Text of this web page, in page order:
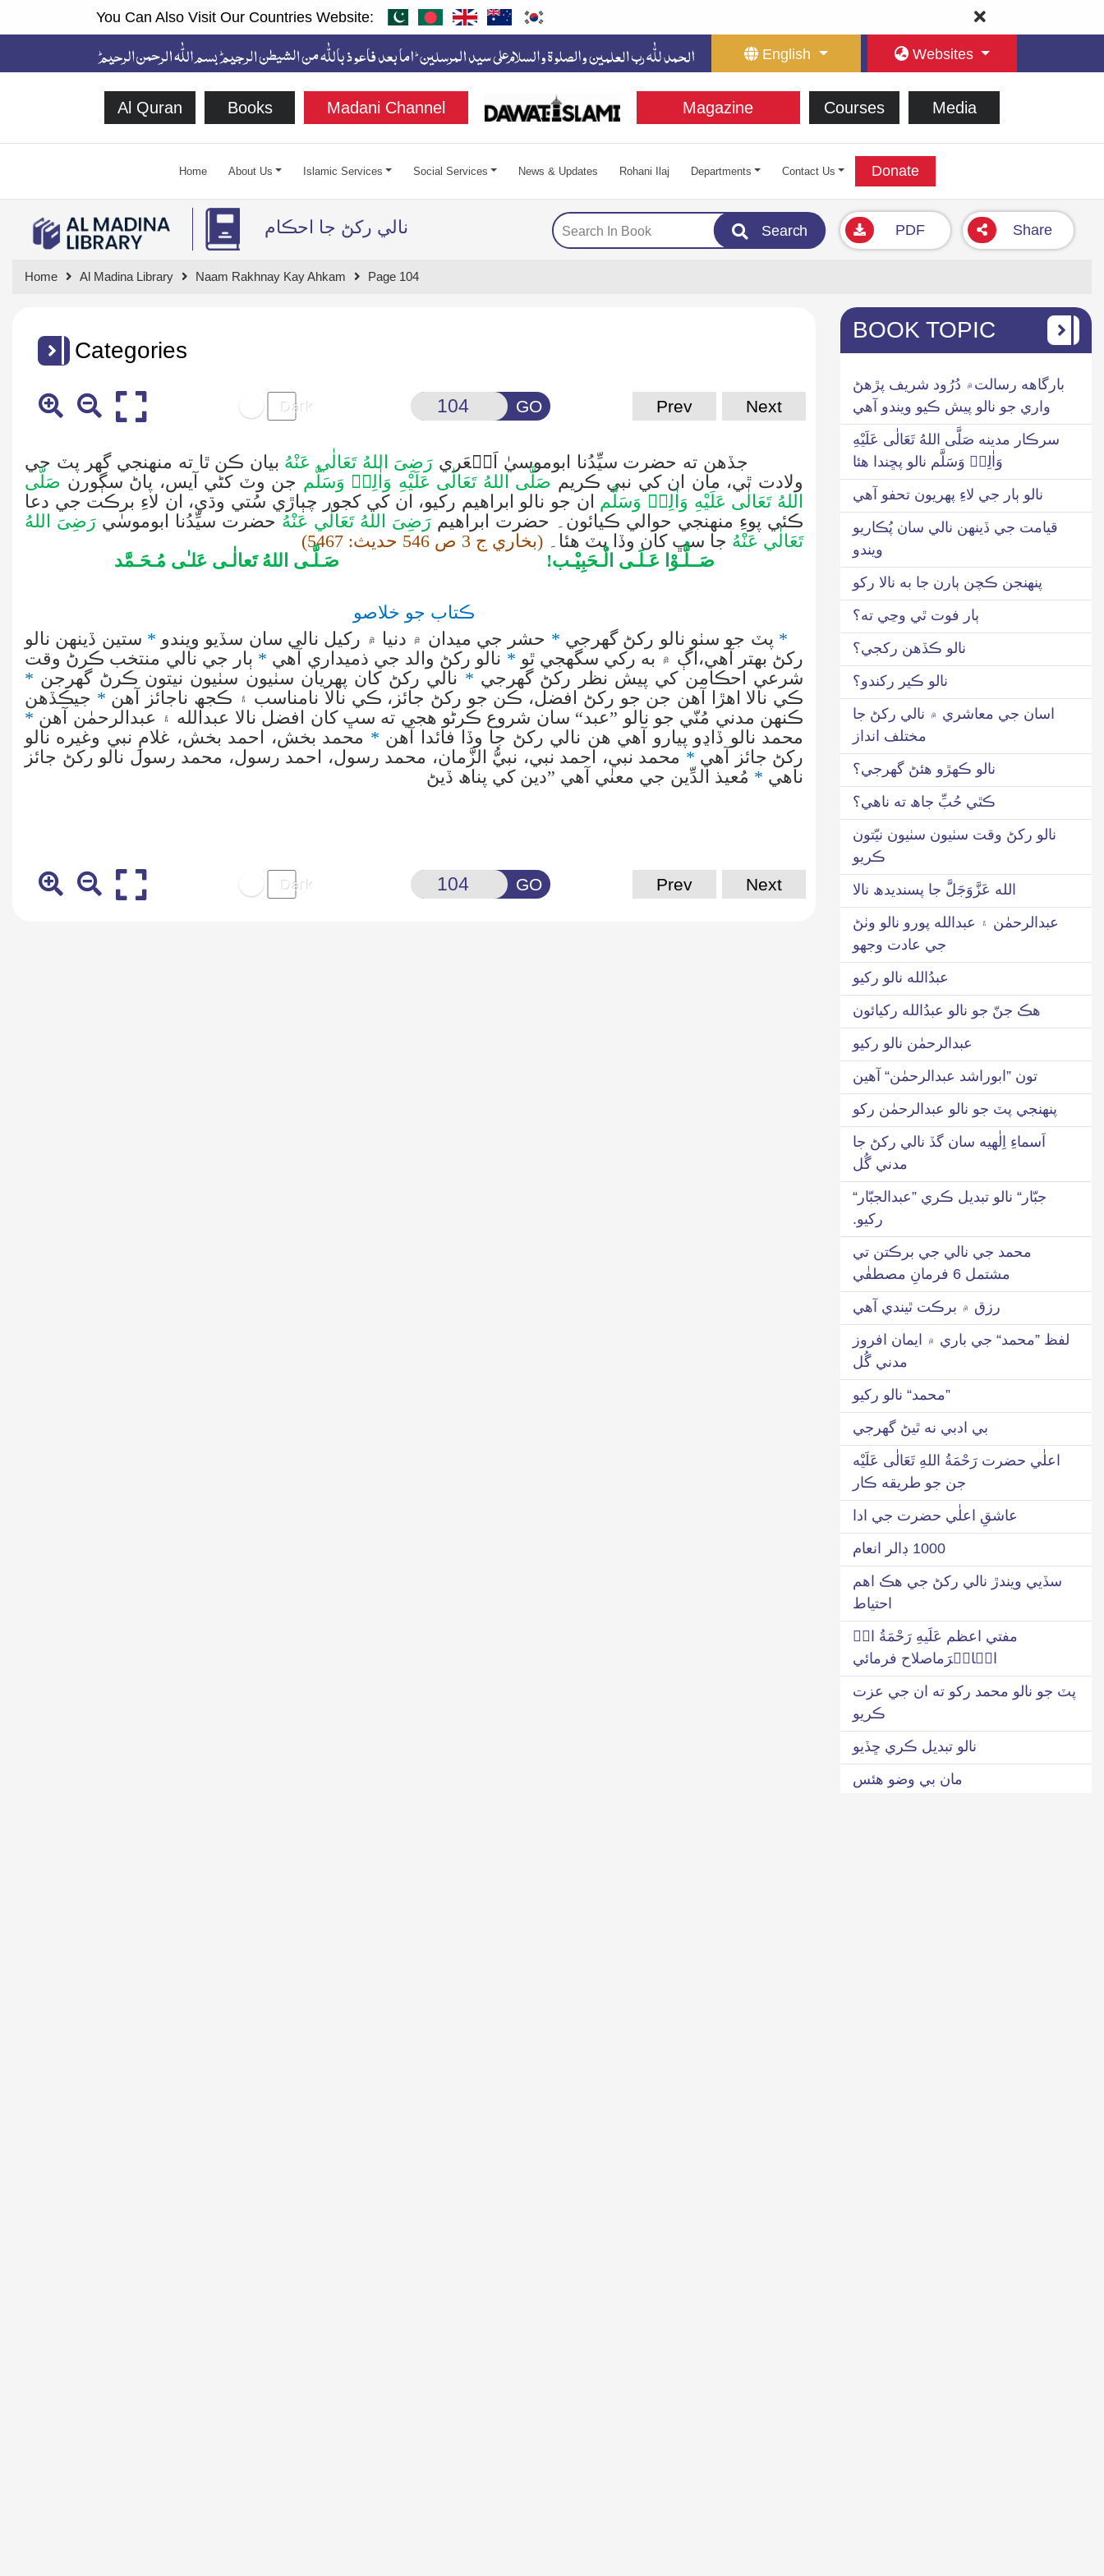
You Can Also Visit Our Countries Website:
English Websites
Al Quran Books Madani Channel Magazine Courses Media
Home About Us Islamic Services Social Services News & Updates Rohani Ilaj Departments Contact Us Donate
نالي رکڻ جا احڪام Search PDF Share
Home Al Madina Library Naam Rakhnay Kay Ahkam Page 104
Categories
GO Prev Next
جڏهن ته حضرت سيِّدُنا ابوموسيٰ اَشۡعَري رَضِىَ اللهُ تَعَالٰي عَنْهُ بيان ڪن ٿا ته منهنجي گھر پٽ جي
ولادت ٿي، مان ان کي نبي ڪريم صَلَّى اللهُ تَعَالٰى عَلَيْهِ وَاٰلِهٖ وَسَلَّم جن وٽ کڻي آيس، پاڻ سڳورن صَلَّى
اللهُ تَعَالٰى عَلَيْهِ وَاٰلِهٖ وَسَلَّم ان جو نالو ابراهيم رکيو، ان کي کجور چٻاڙي سُتي وڌي، ان لاءِ برڪت جي دعا
ڪئي پوءِ منهنجي حوالي ڪيائون۔ حضرت ابراهيم رَضِىَ اللهُ تَعَالٰي عَنْهُ حضرت سيِّدُنا ابوموسٰي رَضِىَ اللهُ
تَعَالٰي عَنْهُ جا سڀ کان وڏا پٽ هئا۔ (بخاري ج 3 ص 546 حديث: 5467)
صَــلُّـوْا عَـلَـی الْـحَبِيْـب!
صَـلَّـی اللهُ تَعالٰـی عَلـٰی مُـحَـمَّد
ڪتاب جو خلاصو
* پٽ جو سٺو نالو رکڻ گھرجي * حشر جي ميدان ۾ دنيا ۾ رکيل نالي سان سڏيو ويندو * ستين ڏينهن نالو
رکڻ بهتر آهي،اڳ ۾ به رکي سگهجي ٿو * نالو رکڻ والد جي ذميداري آهي * ٻار جي نالي منتخب ڪرڻ وقت
شرعي احڪامن کي پيش نظر رکڻ گھرجي * نالي رکڻ کان پهريان سٺيون سٺيون نيتون ڪرڻ گھرجن *
ڪي نالا اهڙا آهن جن جو رکڻ افضل، ڪن جو رکڻ جائز، ڪي نالا نامناسب ۽ ڪجھ ناجائز آهن * جيڪڏهن
ڪنهن مدني مُنّي جو نالو ”عبد“ سان شروع ڪرڻو هجي ته سڀ کان افضل نالا عبدالله ۽ عبدالرحمٰن آهن *
محمد نالو ڏاڍو پيارو آهي هن نالي رکڻ جا وڏا فائدا آهن * محمد بخش، احمد بخش، غلامِ نبي وغيره نالو
رکڻ جائز آهي * محمد نبي، احمد نبي، نبيُّ الزَّمان، محمد رسول، احمد رسول، محمد رسول نالو رکڻ جائز
ناهي * مُعيذ الدِّين جي معنٰي آهي ”دين کي پناھ ڏيڻ
GO Prev Next
BOOK TOPIC
بارگاھه رسالت۾ دُرُود شريف پڙهڻ
واري جو نالو پيش ڪيو ويندو آهي
سرڪار مدينه صَلَّى اللهُ تَعَالٰى عَلَيْهِ
وَاٰلِهٖ وَسَلَّم نالو پڇندا هئا
نالو ٻار جي لاءِ پهريون تحفو آهي
قيامت جي ڏينهن نالي سان پُڪاريو
ويندو
پنهنجن ڪچن ٻارن جا به نالا رکو
ٻار فوت ٿي وڃي ته؟
نالو ڪڏهن رکجي؟
نالو ڪير رکندو؟
اسان جي معاشري ۾ نالي رکڻ جا
مختلف انداز
نالو ڪهڙو هئڻ گھرجي؟
ڪٿي حُبِّ جاھ ته ناهي؟
نالو رکڻ وقت سٺيون سٺيون نيّتون
ڪريو
الله عَزَّوَجَلَّ جا پسنديدھ نالا
عبدالرحمٰن ۽ عبدالله پورو نالو وٺڻ
جي عادت وجھو
عبدُالله نالو رکيو
هڪ جنّ جو نالو عبدُالله رکيائون
عبدالرحمٰن نالو رکيو
تون ”ابوراشد عبدالرحمٰن“ آهين
پنهنجي پٽ جو نالو عبدالرحمٰن رکو
اَسماءِ اِلٰهيه سان گڏ نالي رکڻ جا
مدني گُل
جبّار“ نالو تبديل ڪري ”عبدالجبّار“
رکيو.
محمد جي نالي جي برڪتن تي
مشتمل 6 فرمانِ مصطفٰي
رزق ۾ برڪت ٿيندي آهي
لفظ ”محمد“ جي باري ۾ ايمان افروز
مدني گُل
”محمد“ نالو رکيو
بي ادبي نه ٿيڻ گھرجي
اعلٰي حضرت رَحْمَةُ اللهِ تَعَالٰی عَلَيْه
جن جو طريقه ڪار
عاشقِ اعلٰي حضرت جي ادا
1000 ڊالر انعام
سڏيي ويندڙ نالي رکڻ جي هڪ اهم
احتياط
مفتي اعظم عَلَیهِ رَحْمَةُ اﷲِ
الۡاکۡرَماصلاح فرمائي
پٽ جو نالو محمد رکو ته ان جي عزت
ڪريو
نالو تبديل ڪري ڇڏيو
مان بي وضو هئس